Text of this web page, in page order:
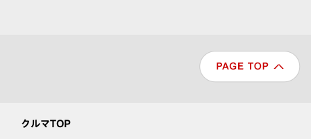
クルマTOP